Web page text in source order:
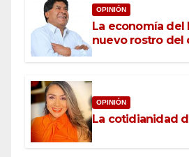
OPINIÓN
La economía del
nuevo rostro del
OPINIÓN
La cotidianidad